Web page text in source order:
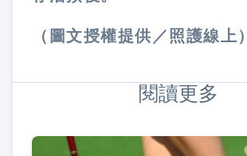
（圖文授權提供／照護線上）
閱讀更多